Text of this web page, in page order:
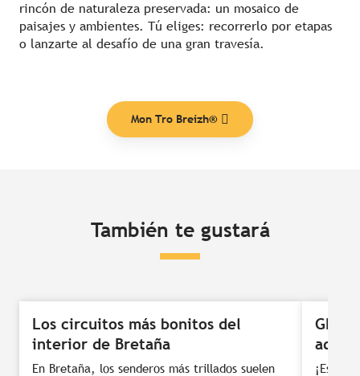
rincón de naturaleza preservada: un mosaico de
paisajes y ambientes. Tú eliges: recorrerlo por etapas
o lanzarte al desafío de una gran travesía.
Mon Tro Breizh®
También te gustará
Los circuitos más bonitos del
interior de Bretaña
En Bretaña, los senderos más trillados suelen
GR®
¡Es